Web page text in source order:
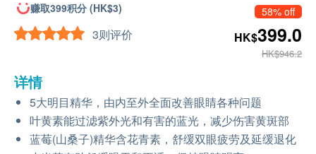
赚取399积分 (HK$3)
3则评价
58% off
HK$399.0
HK$946.2
详情
5大明目精华，由内至外全面改善眼睛各种问题
叶黄素能过滤紫外光和有害的蓝光，减少伤害黄斑部
蓝莓(山桑子)精华含花青素，舒缓双眼疲劳及延缓退化